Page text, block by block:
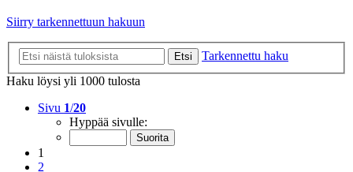
Siirry tarkennettuun hakuun
Etsi
Tarkennettu haku
Haku löysi yli 1000 tulosta
Sivu 1/20
Hyppää sivulle:
1
2